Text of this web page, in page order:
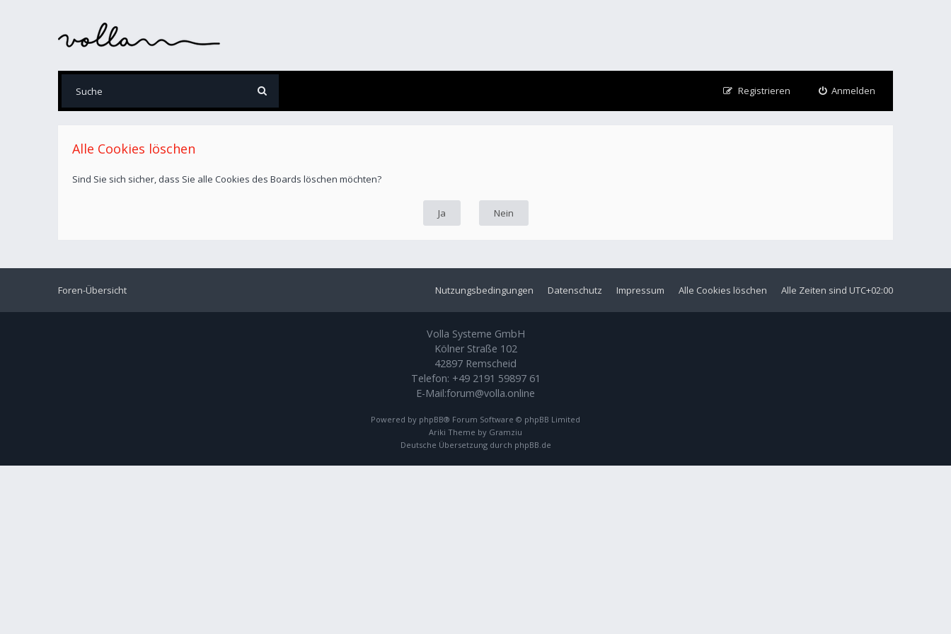
Anmelden
Registrieren
Alle Cookies löschen
Sind Sie sich sicher, dass Sie alle Cookies des Boards löschen möchten?
Foren-Übersicht Alle Zeiten sind UTC+02:00
Alle Cookies löschen
Impressum
Datenschutz
Nutzungsbedingungen
Volla Systeme GmbH
Kölner Straße 102
42897 Remscheid
Telefon: +49 2191 59897 61
E-Mail:forum@volla.online
Powered by phpBB® Forum Software © phpBB Limited
Ariki Theme by Gramziu
Deutsche Übersetzung durch phpBB.de